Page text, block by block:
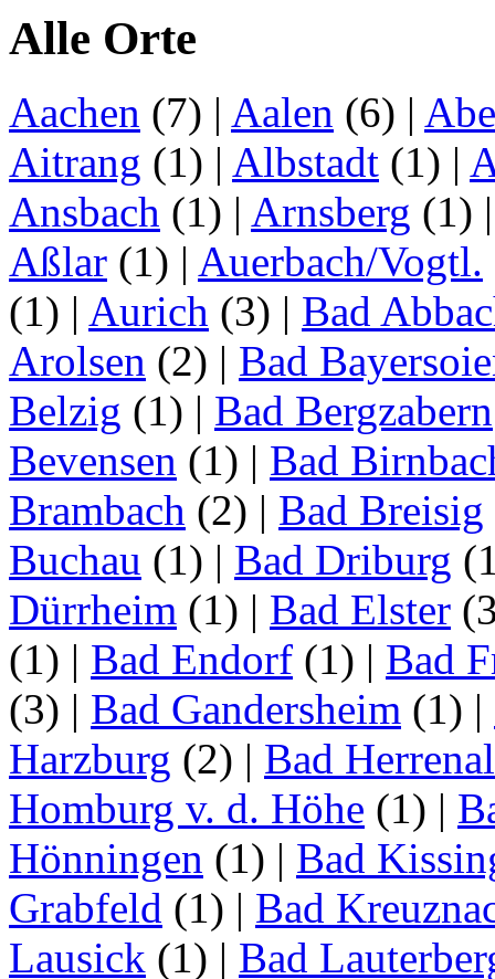
Alle Orte
Aachen (7) | Aalen (6) |
Aitrang (1) | Albstadt (1) |
Ansbach (1) | Arnsberg (1)
Aßlar (1) | Auerbach/Vogtl.
(1) | Aurich (3) | Bad
Arolsen (2) | Bad
Belzig (1) | Bad Bergzabern
Bevensen (1) | Bad
Brambach (2) | Bad Breisig
Buchau (1) | Bad Driburg
Dürrheim (1) | Bad Elster
(1) | Bad Endorf (1) | Bad
(3) | Bad Gandersheim (1) |
Harzburg (2) | Bad
Homburg v. d. Höhe (1) |
Hönningen (1) | Bad
Grabfeld (1) | Bad
Lausick (1) | Bad